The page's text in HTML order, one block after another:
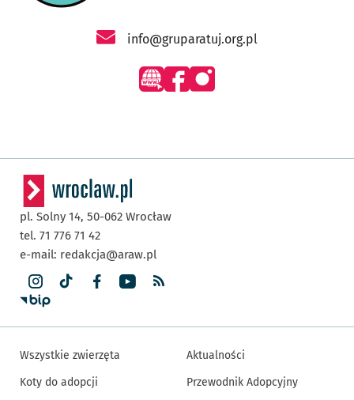
- otworzy się w nowej karcieinfo@gruparatuj.org.pl
pl. Solny 14, 50-062 Wrocław
tel. 71 776 71 42
e-mail: redakcja@araw.pl
Wszystkie zwierzęta
Koty do adopcji
Aktualności
Przewodnik Adopcyjny